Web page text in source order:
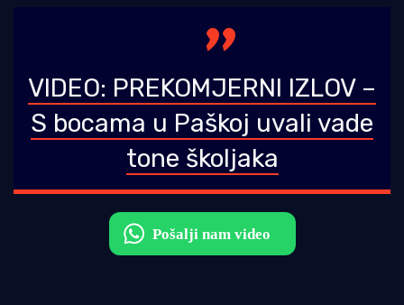
VIDEO: PREKOMJERNI IZLOV –
S bocama u Paškoj uvali vade
tone školjaka